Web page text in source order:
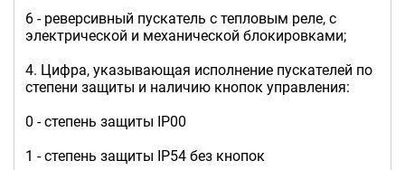
6 - реверсивный пускатель с тепловым реле, с
электрической и механической блокировками;
4. Цифра, указывающая исполнение пускателей по
степени защиты и наличию кнопок управления:
0 - степень защиты IP00
1 - степень защиты IP54 без кнопок